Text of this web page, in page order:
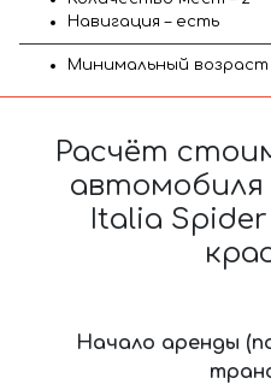
Навигация – есть
Минимальный возраст
Расчёт
автомобиля
Italia
Начало аренды